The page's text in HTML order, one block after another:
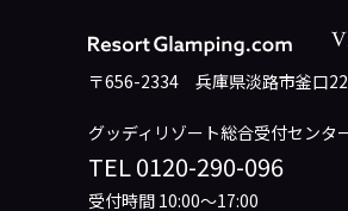
〒656-2334 兵庫県淡路市釜口
グッディリゾート総合受付センタ
TEL0120-290-096
受付時間 10:00～17:00